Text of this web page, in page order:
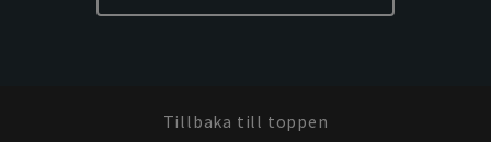
Tillbaka till toppen